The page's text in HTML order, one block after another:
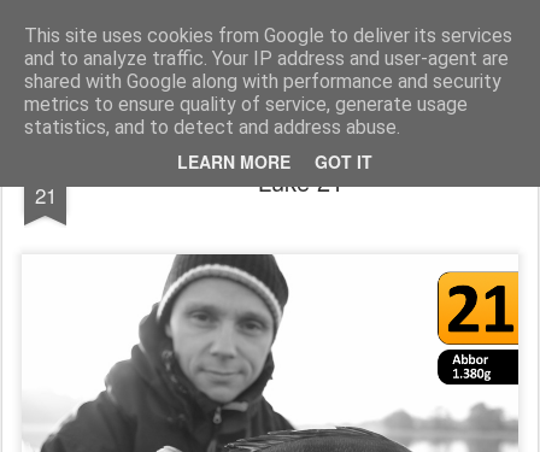
This site uses cookies from Google to deliver its services
and to analyze traffic. Your IP address and user-agent are
shared with Google along with performance and security
metrics to ensure quality of service, generate usage
statistics, and to detect and address abuse.
LEARN MORE GOT IT
Team Predator - gjedde, abbor og gjørs
21 Luke 21